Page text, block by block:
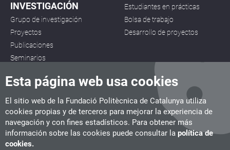
Esta página web usa cookies
El sitio web de la Fundació Politècnica de Catalunya utiliza
cookies propias y de terceros para mejorar la experiencia de
navegación y con fines estadísticos. Para obtener más
información sobre las cookies puede consultar la política de
cookies.
INVESTIGACIÓN
Grupo de investigación
Proyectos
Publicaciones
Seminarios
Estudiantes en prácticas
Bolsa de trabajo
Desarrollo de proyectos
CITM
C/ de la Igualtat, 33, 08222 Terrassa